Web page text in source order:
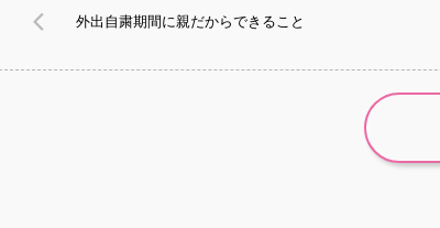
外出自粛期間に親だからできること